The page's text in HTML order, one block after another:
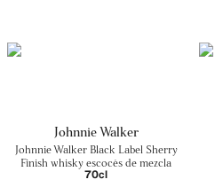
Johnnie Walker
Johnnie Walker Black Label Sherry
Finish whisky escocés de mezcla
70cl